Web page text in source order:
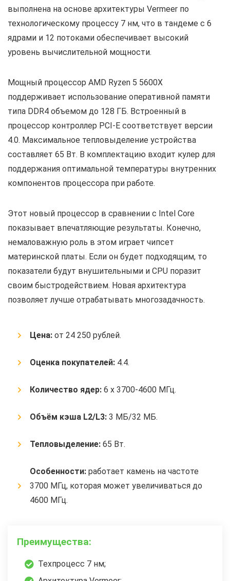
выполнена на основе архитектуры Vermeer по
технологическому процессу 7 нм, что в тандеме с 6
ядрами и 12 потоками обеспечивает высокий
уровень вычислительной мощности.
Мощный процессор AMD Ryzen 5 5600X
поддерживает использование оперативной памяти
типа DDR4 объемом до 128 ГБ. Встроенный в
процессор контроллер PCI-E соответствует версии
4.0. Максимальное тепловыделение устройства
составляет 65 Вт. В комплектацию входит кулер для
поддержания оптимальной температуры внутренних
компонентов процессора при работе.
Этот новый процессор в сравнении с Intel Core
показывает впечатляющие результаты. Конечно,
немаловажную роль в этом играет чипсет
материнской платы. Если он будет подходящим, то
показатели будут внушительными и CPU поразит
своим быстродействием. Новая архитектура
позволяет лучше отрабатывать многозадачность.
Цена: от 24 250 рублей.
Оценка покупателей: 4.4.
Количество ядер: 6 x 3700-4600 МГц.
Объём кэша L2/L3: 3 МБ/32 МБ.
Тепловыделение: 65 Вт.
Особенности: работает камень на частоте
3700 МГц, которая может увеличиваться до
4600 МГц.
Преимущества:
Техпроцесс 7 нм;